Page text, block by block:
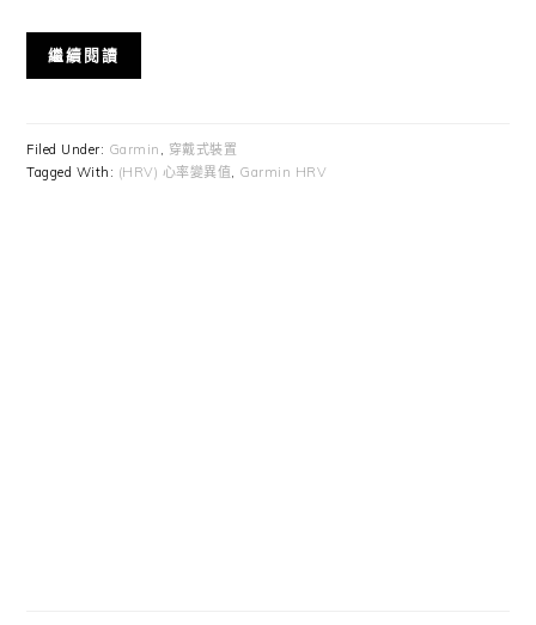
繼續閱讀
Filed Under: Garmin , 穿戴式裝置
Tagged With: (HRV) 心率變異值, Garmin HRV